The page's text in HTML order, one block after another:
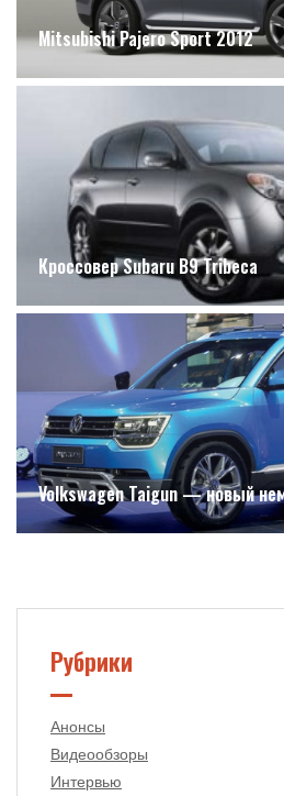
Mitsubishi Pajero Sport 2012
Кроссовер Subaru B9 Tribeca
Volkswagen Taigun — новый
Рубрики
Анонсы
Видеообзоры
Интервью